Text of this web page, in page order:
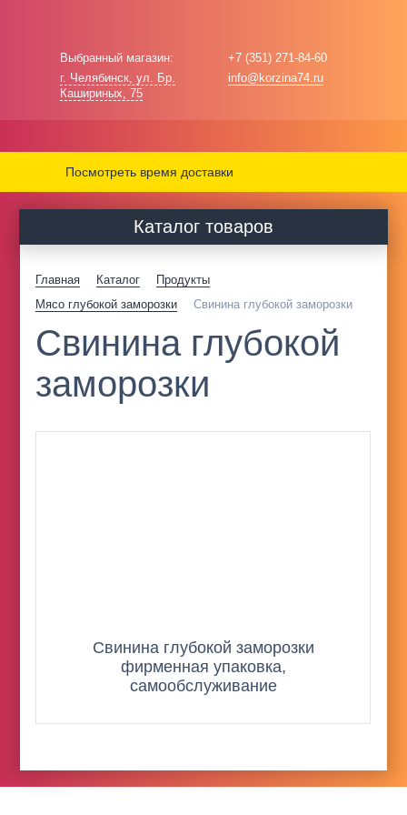
Выбранный магазин:
г. Челябинск, ул. Бр.
Кашириных, 75
+7 (351) 271-84-60
info@korzina74.ru
Посмотреть время доставки
Каталог товаров
Главная Каталог
Продукты
Мясо глубокой заморозки
Свинина глубокой заморозки
Свинина глубокой
заморозки
Свинина глубокой заморозки
фирменная упаковка,
самообслуживание